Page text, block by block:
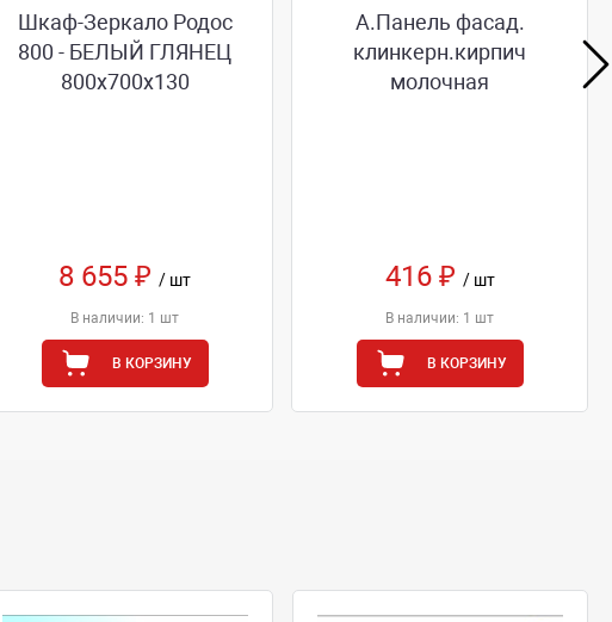
Шкаф-Зеркало Родос
800 - БЕЛЫЙ ГЛЯНЕЦ
800х700х130
8 655 ₽/ шт
В наличии: 1 шт
В КОРЗИНУ
А.Панель фасад.
клинкерн.кирпич
молочная
416 ₽ / шт
В наличии: 1 шт
В КОРЗИНУ